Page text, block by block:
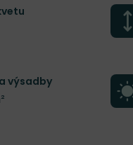
výsadby